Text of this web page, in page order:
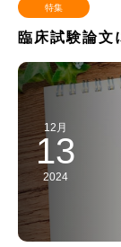
特集
臨床試験論
12月
13
2024